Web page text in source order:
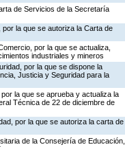
de Servicios de la Secretaría
la que se autoriza la Carta de
por la que se actualiza,
industriales y mineros
por la que se dispone la
Justicia y Seguridad para la
la que se aprueba y actualiza la
Técnica de 22 de diciembre de
por la que se autoriza la carta de
de la Consejería de Educación,